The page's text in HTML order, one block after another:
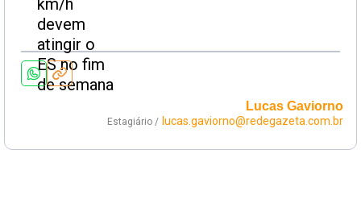
Lucas Gaviorno
Estagiário / lucas.gaviorno@redegazeta.com.br